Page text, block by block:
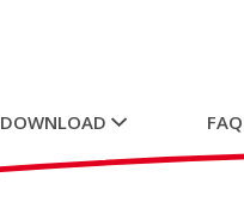
DOWNLOAD FAQ